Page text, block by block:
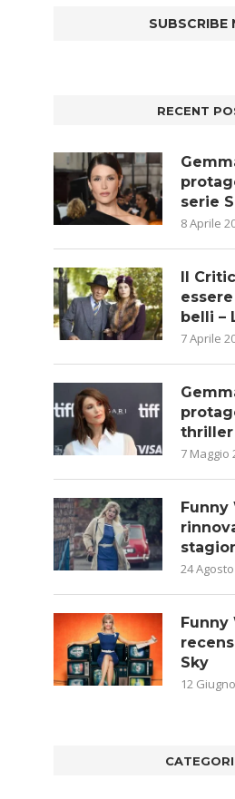
RECENT
serie
8 Aprile
Il
belli –
7 Aprile
thriller
7 Maggio
Funny
24
Funny
Sky
12